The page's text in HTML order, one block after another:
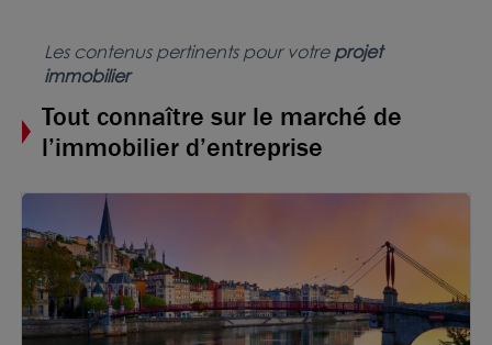
Les contenus pertinents pour votreprojet
immobilier
Tout connaître sur le marché de
l’immobilier d’entreprise